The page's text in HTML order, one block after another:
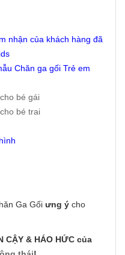
nhận của khách hàng đã
Chăn ga gối Trẻ em
bé gái
bé trai
Ga Gối ưng ý cho
CẬY & HÁO HỨC của